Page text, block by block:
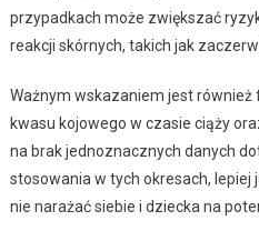
przypadkach może zwiększać
reakcji skórnych, takich jak
Ważnym wskazaniem jest również
kwasu kojowego w czasie ciąży
na brak jednoznacznych danych
stosowania w tych okresach, lepiej
nie narażać siebie i dziecka na